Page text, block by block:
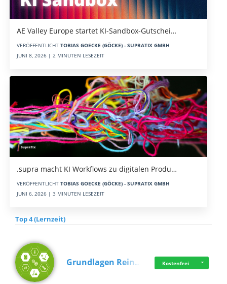
AE Valley Europe startet KI-Sandbox-Gutschei…
VERÖFFENTLICHT TOBIAS GOECKE (GÖCKE) - SUPRATIX GMBH
JUNI 8, 2026 | 2 MINUTEN LESEZEIT
.supra macht KI Workflows zu digitalen Produ…
VERÖFFENTLICHT TOBIAS GOECKE (GÖCKE) - SUPRATIX GMBH
JUNI 6, 2026 | 3 MINUTEN LESEZEIT
Top 4 (Lernzeit)
Grundlagen Rein… Kostenfrei